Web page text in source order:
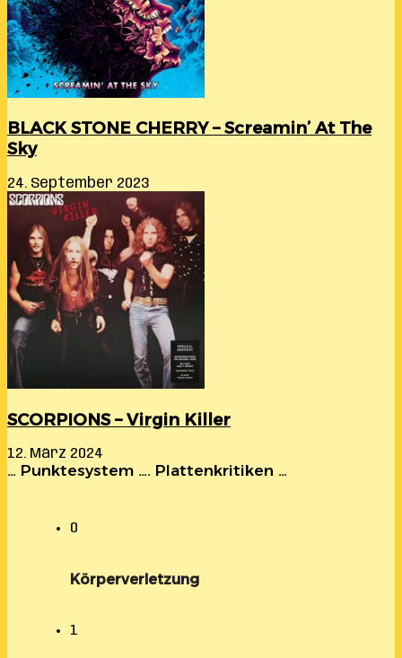
BLACK STONE CHERRY – Screamin’ At The
Sky
24. September 2023
SCORPIONS – Virgin Killer
12. März 2024
… Punktesystem …. Plattenkritiken …
0
Körperverletzung
1